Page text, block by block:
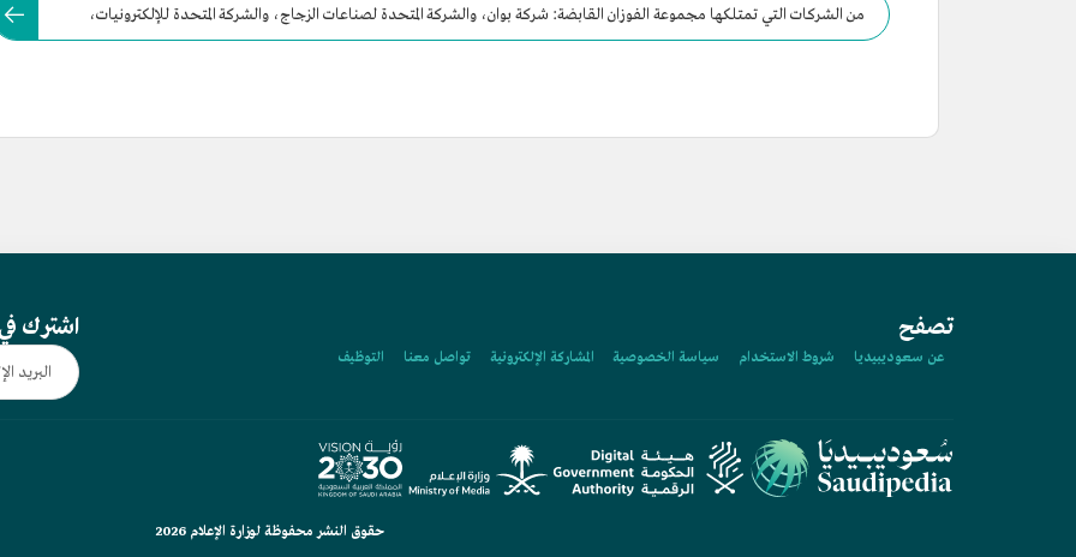
من الشركات التي تمتلكها مجموعة الفوزان القابضة: شركة بوان، والشركة المتحدة لصناعات الزجاج، والشركة المتحدة للإلكترونيات،
تصفح
عن سعوديبيديا شروط الاستخدام سياسة الخصوصية المشاركة الإلكترونية تواصل معنا التوظيف
اشترك
حقوق النشر محفوظة لوزارة الإعلام 2026